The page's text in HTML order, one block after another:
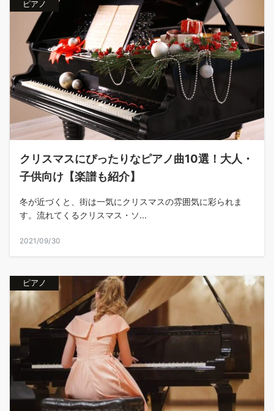
ピアノ
クリスマスにぴったりなピアノ曲10選！大人・
子供向け【楽譜も紹介】
冬が近づくと、街は一気にクリスマスの雰囲気に彩られま
す。流れてくるクリスマス・ソ...
2021/09/30
ピアノ